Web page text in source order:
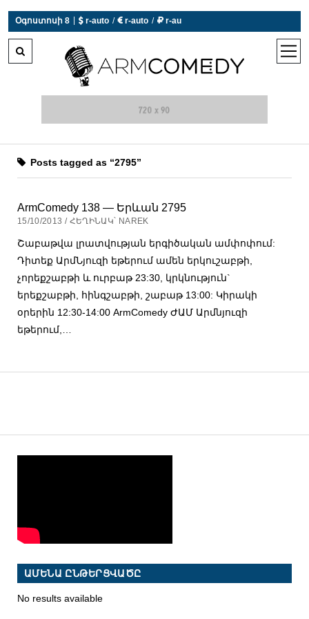
Օգոստոսի 8  r-auto /  r-auto /  r-au
open
Posts tagged as “2795”
ArmComedy 138 — Երևան 2795
15/10/2013 / ՀԵՂԻՆԱԿ՝ NAREK
Շաբաթվա լրատվության երգիծական ամփոփում:
Դիտեք ԱրմՆյուզի եթերում ամեն երկուշաբթի,
չորեքշաբթի և ուրբաթ 23:30, կրկնություն`
երեքշաբթի, հինգշաբթի, շաբաթ 13:00: Կիրակի
օրերին 12:30-14:00 ArmComedy ԺԱՄ Արմնյուզի
եթերում,…
ԱՄԵՆԱ ԸՆԹԵՐՑՎԱԾԸ
No results available